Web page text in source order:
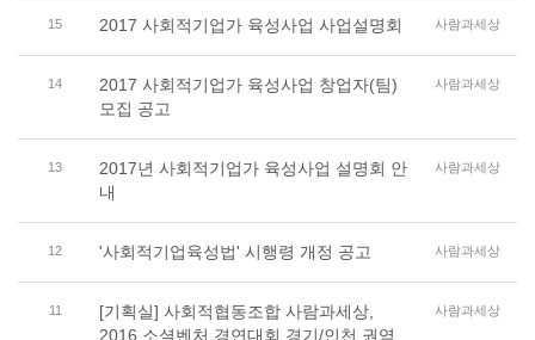
15 2017 사회적기업가 육성사업 사업설명회 사람과세상
14
2017 사회적기업가 육성사업 창업자(팀)
모집 공고
사람과세상
13
2017년 사회적기업가 육성사업 설명회 안
내
사람과세상
12 '사회적기업육성법' 시행령 개정 공고 사람과세상
11
[기획실] 사회적협동조합 사람과세상,
2016 소셜벤처 경연대회 경기/인천 권역
사람과세상